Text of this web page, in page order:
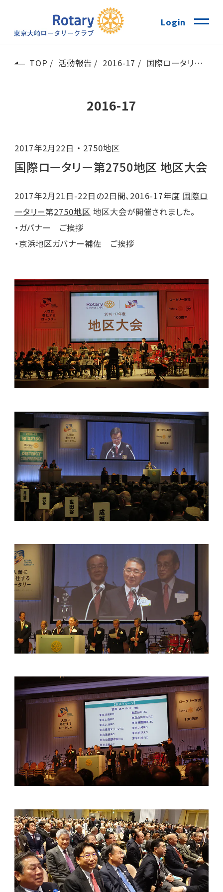
Login
TOP 活動報告 2016-17 国際ロータリー第2750地区 地区大会
2016-17
2017年2月22日 2750地区
国際ロータリー第2750地区 地区大会
2017年2月21日-22日の2日間、2016-17年度 国際ロ
ータリー第2750地区 地区大会が開催されました。
・ガバナー ご挨拶
・京浜地区ガバナー補佐 ご挨拶